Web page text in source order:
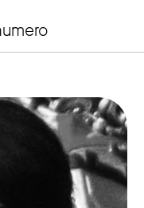
link to page